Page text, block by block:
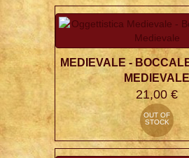
MEDIEVALE -
MEDIEVALE
21,00 €
OUT OF
STOCK